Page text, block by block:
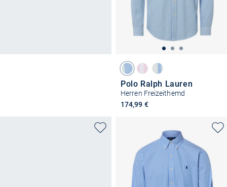
Polo Ralph Lauren
Herren Freizeithemd
174,99 €